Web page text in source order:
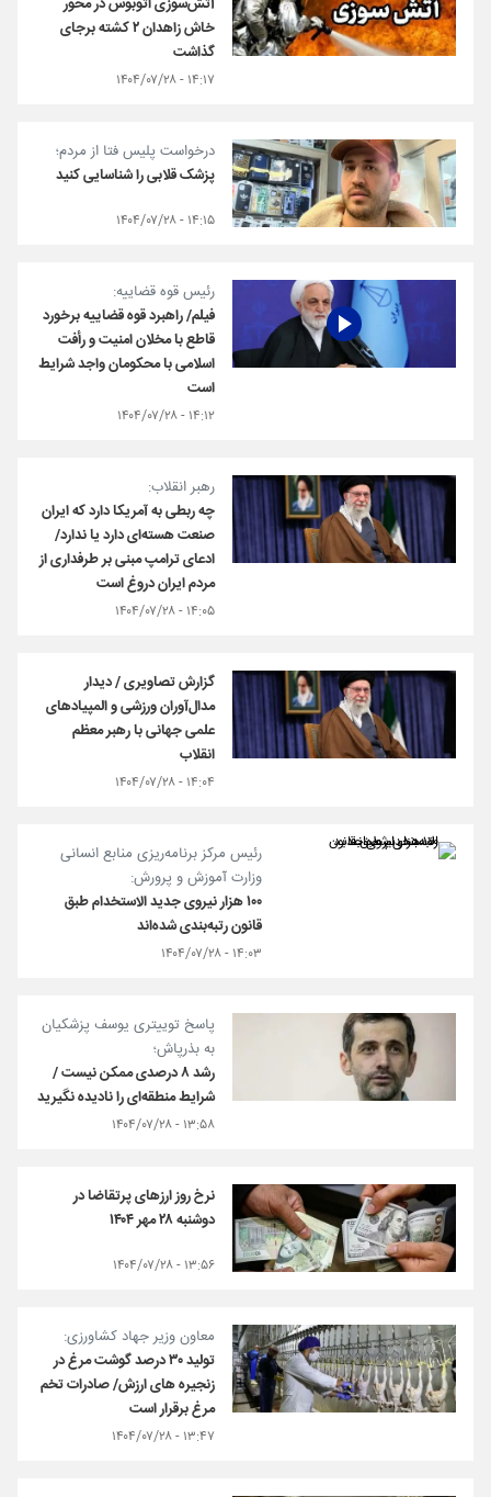
خاش زاهدان ۲ کشته برجای
گذاشت
۱۴:۱۷ - ۱۴۰۴/۰۷/۲۸
درخواست پلیس فتا از مردم؛
پزشک قلابی را شناسایی کنید
۱۴:۱۵ - ۱۴۰۴/۰۷/۲۸
رئیس قوه قضاییه:
فیلم/ راهبرد قوه قضاییه برخورد
قاطع با مخلان امنیت و رأفت
اسلامی با محکومان واجد شرایط
است
۱۴:۱۲ - ۱۴۰۴/۰۷/۲۸
رهبر انقلاب:
چه ربطی به آمریکا دارد که ایران
صنعت هسته‌ای دارد یا ندارد/
ادعای ترامپ مبنی بر طرفداری از
مردم ایران دروغ است
۱۴:۰۵ - ۱۴۰۴/۰۷/۲۸
گزارش تصاویری / دیدار
مدال‌آوران ورزشی و المپیادهای
علمی جهانی با رهبر معظم
انقلاب
۱۴:۰۴ - ۱۴۰۴/۰۷/۲۸
رئیس مرکز برنامه‌ریزی منابع انسانی
وزارت آموزش و پرورش:
۱۰۰ هزار نیروی جدید الاستخدام طبق
قانون رتبه‌بندی شده‌اند
۱۴:۰۳ - ۱۴۰۴/۰۷/۲۸
پاسخ توییتری یوسف پزشکیان
به بذرپاش؛
رشد ۸ درصدی ممکن نیست /
شرایط منطقه‌ای را نادیده نگیرید
۱۳:۵۸ - ۱۴۰۴/۰۷/۲۸
نرخ روز ارزهای پرتقاضا در
دوشنبه ۲۸ مهر ۱۴۰۴
۱۳:۵۶ - ۱۴۰۴/۰۷/۲۸
معاون وزیر جهاد کشاورزی:
تولید ۳۰ درصد گوشت مرغ در
زنجیره های ارزش/ صادرات تخم
مرغ برقرار است
۱۳:۴۷ - ۱۴۰۴/۰۷/۲۸